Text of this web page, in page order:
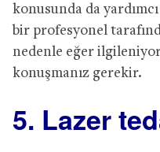
konusunda da
bir profesyonel
nedenle eğer
konuşmanız gerekir.
5. Lazer